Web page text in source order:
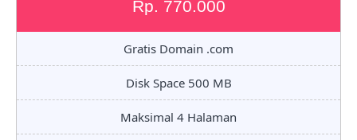
Rp. 770.000
Gratis Domain .com
Disk Space 500 MB
Maksimal 4 Halaman